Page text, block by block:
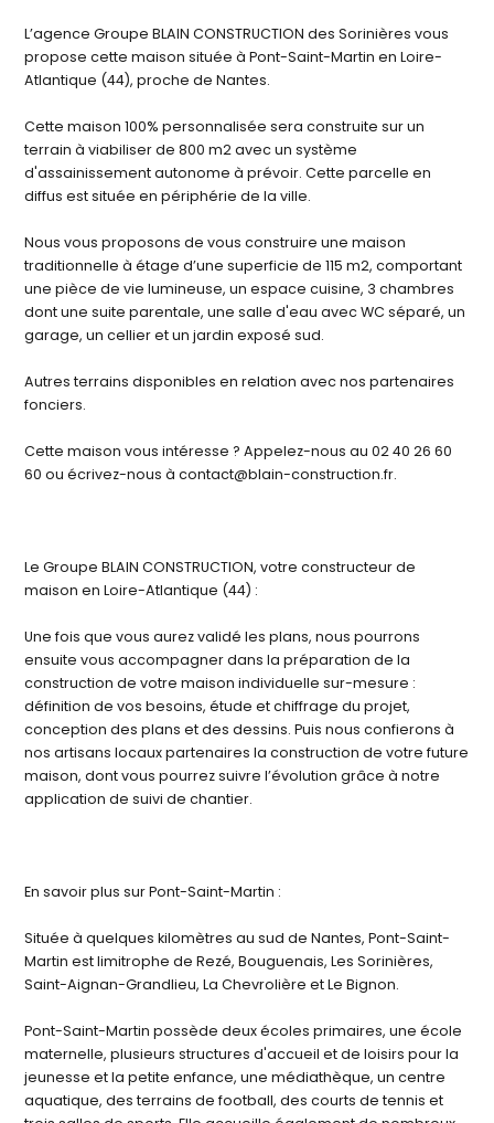
L’agence Groupe BLAIN CONSTRUCTION des Sorinières vous
propose cette maison située à Pont-Saint-Martin en Loire-
Atlantique (44), proche de Nantes.
Cette maison 100% personnalisée sera construite sur un
terrain à viabiliser de 800 m2 avec un système
d'assainissement autonome à prévoir. Cette parcelle en
diffus est située en périphérie de la ville.
Nous vous proposons de vous construire une maison
traditionnelle à étage d’une superficie de 115 m2, comportant
une pièce de vie lumineuse, un espace cuisine, 3 chambres
dont une suite parentale, une salle d'eau avec WC séparé, un
garage, un cellier et un jardin exposé sud.
Autres terrains disponibles en relation avec nos partenaires
fonciers.
Cette maison vous intéresse ? Appelez-nous au 02 40 26 60
60 ou écrivez-nous à contact@blain-construction.fr.
Le Groupe BLAIN CONSTRUCTION, votre constructeur de
maison en Loire-Atlantique (44) :
Une fois que vous aurez validé les plans, nous pourrons
ensuite vous accompagner dans la préparation de la
construction de votre maison individuelle sur-mesure :
définition de vos besoins, étude et chiffrage du projet,
conception des plans et des dessins. Puis nous confierons à
nos artisans locaux partenaires la construction de votre future
maison, dont vous pourrez suivre l’évolution grâce à notre
application de suivi de chantier.
En savoir plus sur Pont-Saint-Martin :
Située à quelques kilomètres au sud de Nantes, Pont-Saint-
Martin est limitrophe de Rezé, Bouguenais, Les Sorinières,
Saint-Aignan-Grandlieu, La Chevrolière et Le Bignon.
Pont-Saint-Martin possède deux écoles primaires, une école
maternelle, plusieurs structures d'accueil et de loisirs pour la
jeunesse et la petite enfance, une médiathèque, un centre
aquatique, des terrains de football, des courts de tennis et